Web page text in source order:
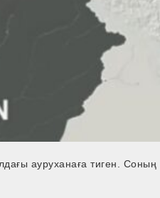
ауруханаға тиген. Соның